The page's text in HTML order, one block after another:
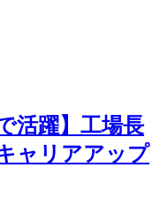
活躍】工場長
ャリアアップ